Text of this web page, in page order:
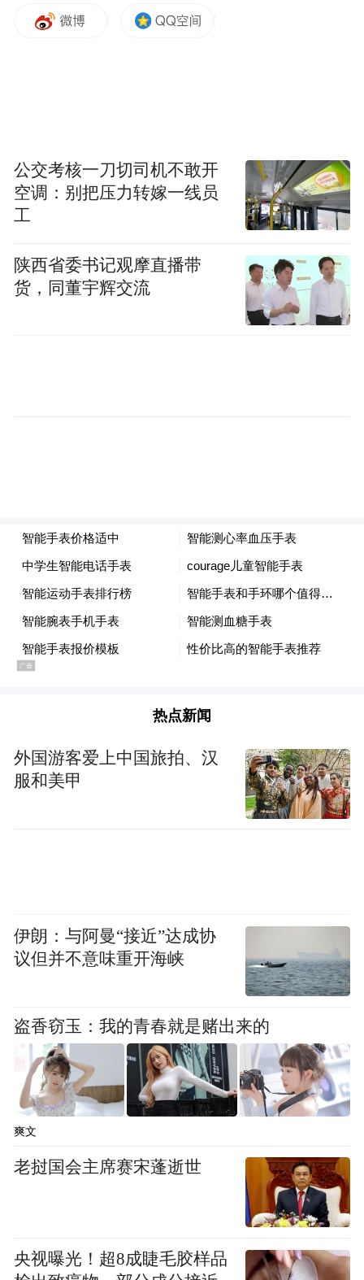
系；日本执政党自民党的领导人物麻生太郎
本政府准备请前首相安倍晋三生前的英语翻
译高尾直“出山”。据介绍，高尾直曾在安倍
与特朗普十多次的会面中提供翻译服务，深
（little prime minister）”。
高尾直在安倍与特朗普的数十次会面中担任翻译
日媒
意外。《日经亚洲》称，在拜登宣布退选
进出出，向岸田文雄通报最新进展。一名外
务省官员表示，“拜登政府自然会成为跛脚
鸭”，因此日本“应该就当这是拜登最后一个
任期且即将结束，然后该干嘛干嘛”。
经合组织也将举行峰会。
“中国和俄罗斯都是G20和亚太经合组织成
与中国进行对话。”报道最后揣测称，“未来
几个月，中俄可能会利用日本和美国之间可
能出现的任何裂痕。”
近年来，日本政府不断和美国勾结，在涉华
问题上指手画脚，并企图联合制华。我外交
部发言人此前指出，美日关系不应针对他国
或损害他国利益，不应破坏地区和平稳定。
中方坚决反对抱持冷战思维、搞小集团政治
的作法，坚决反对制造和激化矛盾、损害他
公交考核一刀切司机不敢开
空调：别把压力转嫁一线员
工
陕西省委书记观摩直播带
货，同董宇辉交流
热点新闻
外国游客爱上中国旅拍、汉
服和美甲
伊朗：与阿曼“接近”达成协
议但并不意味重开海峡
盗香窃玉：我的青春就是赌出来的
爽文
老挝国会主席赛宋蓬逝世
央视曝光！超8成睫毛胶样品